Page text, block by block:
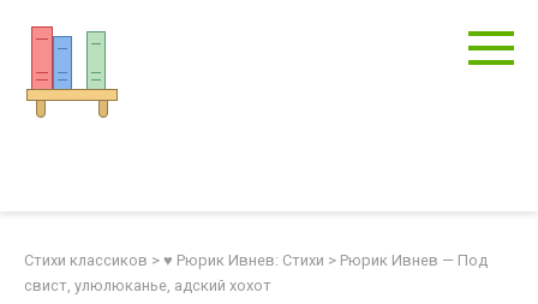
контенту
Стихи классиков > ♥ Рюрик Ивнев: Стихи > Рюрик Ивнев — Под
свист, улюлюканье, адский хохот